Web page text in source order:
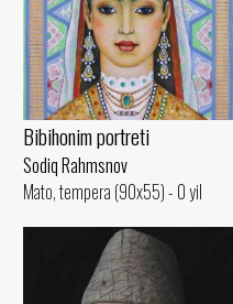
Bibihonim portreti
Sodiq Rahmsnov
Mato, tempera (90x55) - 0 yil